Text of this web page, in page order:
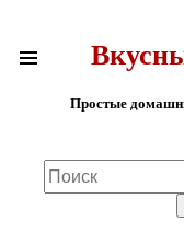
Простые